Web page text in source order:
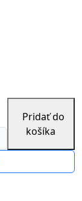
Pridať do
košíka